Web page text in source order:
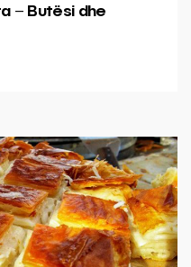
– Butësi dhe